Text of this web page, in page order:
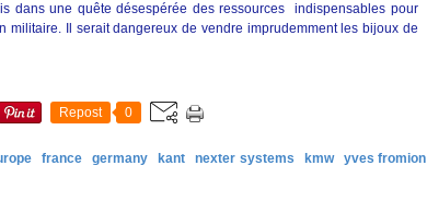
dans une quête désespérée des ressources indispensables pour
militaire. Il serait dangereux de vendre imprudemment les bijoux de
Repost 0
france germany kant nexter systems kmw
yves fromion